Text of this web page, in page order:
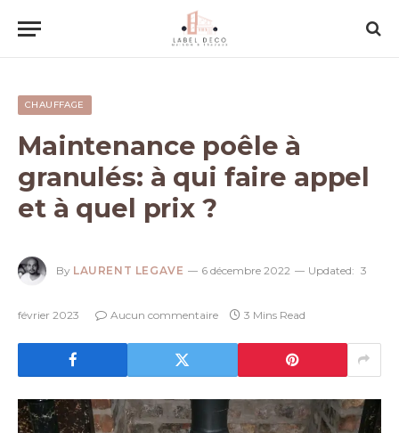
CHAUFFAGE
Maintenance poêle à
granulés: à qui faire appel
et à quel prix ?
By LAURENT LEGAVE 6 décembre 2022 Updated: 3
février 2023 Aucun commentaire 3 Mins Read